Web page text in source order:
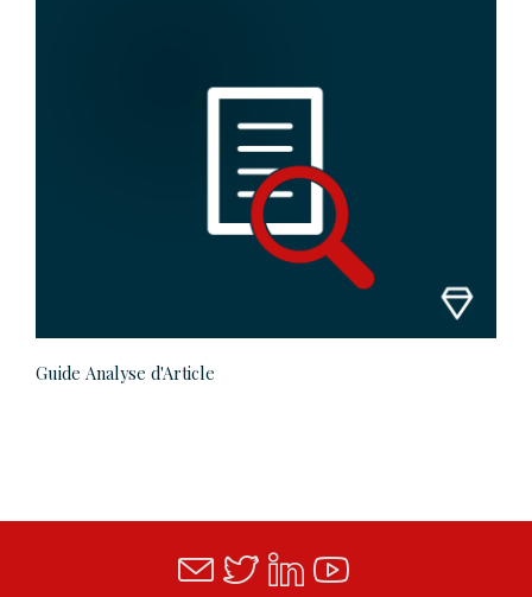
Guide Analyse d'Article